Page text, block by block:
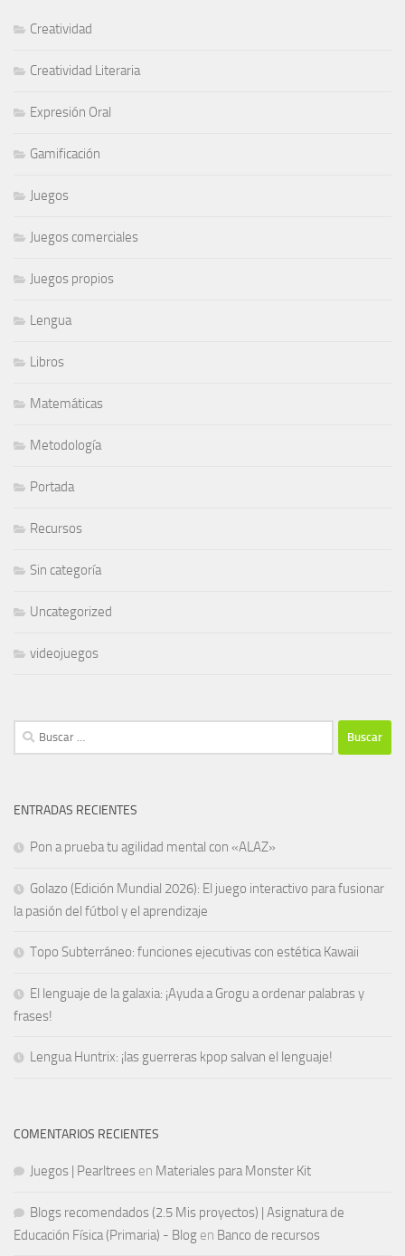
Creatividad
Creatividad Literaria
Expresión Oral
Gamificación
Juegos
Juegos comerciales
Juegos propios
Lengua
Libros
Matemáticas
Metodología
Portada
Recursos
Sin categoría
Uncategorized
videojuegos
Buscar:
ENTRADAS RECIENTES
Pon a prueba tu agilidad mental con «ALAZ»
Golazo (Edición Mundial 2026): El juego interactivo para fusionar
la pasión del fútbol y el aprendizaje
Topo Subterráneo: funciones ejecutivas con estética Kawaii
El lenguaje de la galaxia: ¡Ayuda a Grogu a ordenar palabras y
frases!
Lengua Huntrix: ¡las guerreras kpop salvan el lenguaje!
COMENTARIOS RECIENTES
Juegos | Pearltrees en Materiales para Monster Kit
Blogs recomendados (2.5 Mis proyectos) | Asignatura de
Educación Física (Primaria) - Blog en Banco de recursos